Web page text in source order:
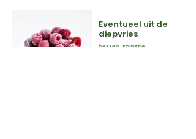
Eventueel uit de
diepvries
bessen, spinazie,